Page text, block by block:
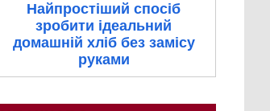
Найпростіший спосіб
зробити ідеальний
домашній хліб без замісу
руками